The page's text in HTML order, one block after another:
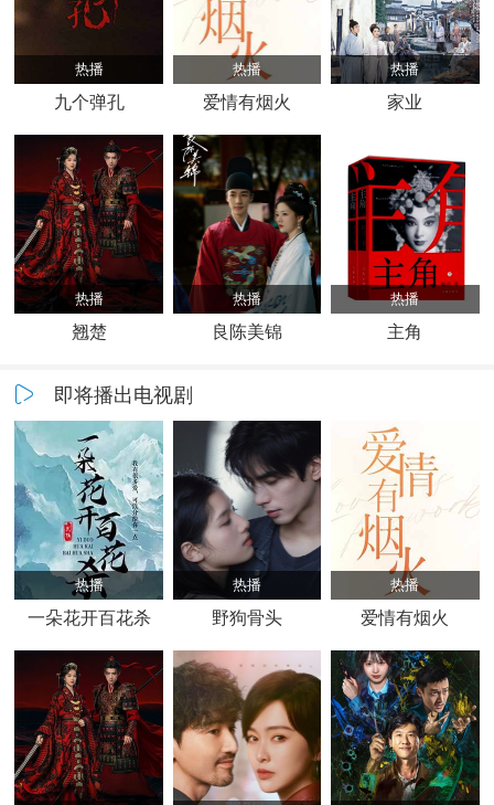
热播
九个弹孔
热播
爱情有烟火
热播
家业
热播
翘楚
热播
良陈美锦
热播
主角
即将播出电视剧
热播
一朵花开百花杀
热播
野狗骨头
热播
爱情有烟火